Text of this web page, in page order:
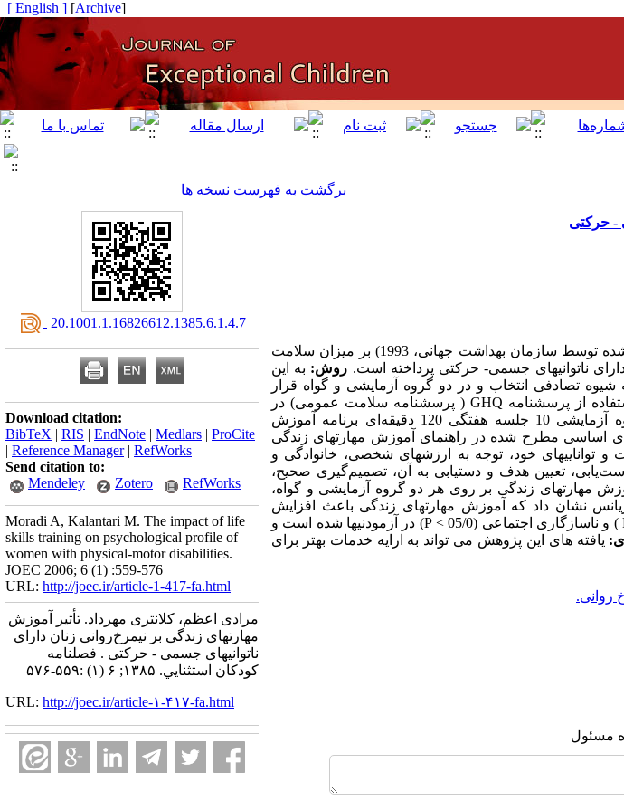
[
Archive
]
[ English ]
برگشت به فهرست نسخه ها
‌- حرکتی
این پژوهش به تأثیر برنامه آموزش مهارتهای زندگی (طراحی شده توسط سازمان بهداشت جهانی، 1993) بر میزان سلامت
ناتوانیهای جسمی‌- حرکتی پرداخته است. روش: به این
به شیوه تصادفی انتخاب و در دو گروه آزمایشی و گواه قرار
از پرسشنامه GHQ ( پرسشنامه سلامت عمومی‌) در
مورد گروه آزمایشی و گواه پیش‌آزمون اجرا شد؛ سپس برای گروه آزمایشی 10 جلسه هفتگی 120 دقیقه‌ای برنامه آموزش
اساسی مطرح شده در راهنمای آموزش مهارتهای زندگی
تواناییهای خود، توجه به ارزشهای شخصی، خانوادگی و
تعیین هدف و دستیابی به آن، تصمیم‌گیری صحیح،
مهارتهای زندگی بر روی هر دو گروه آزمایشی و گواه،
نشان داد که آموزش مهارتهای زندگی باعث افزایش
) و ناسازگاری اجتماعی (05/0 > P) در آزمودنیها شده است و
یافته های این پژوهش می تواند به ارایه خدمات بهتر برای
روانی.
مسئول
‎ 20.1001.1.16826612.1385.6.1.4.7
Download citation:
BibTeX | RIS | EndNote | Medlars | ProCite
| Reference Manager| RefWorks
Send citation to:
Mendeley
Zotero RefWorks
Moradi A, Kalantari M. The impact of life
skills training on psychological profile of
women with physical-motor disabilities.
JOEC 2006; 6 (1) :559-576
URL: http://joec.ir/article-1-417-fa.html
مرادی اعظم، کلانتری مهرداد. تأثیر آموزش
مهارتهای زندگی بر نیمرخ‌روانی زنان دارای
ناتوانیهای جسمی ‌- حرکتی . فصلنامه
كودكان استثنايي. ۱۳۸۵; ۶ (۱) :۵۵۹-۵۷۶
URL: http://joec.ir/article-۱-۴۱۷-fa.html